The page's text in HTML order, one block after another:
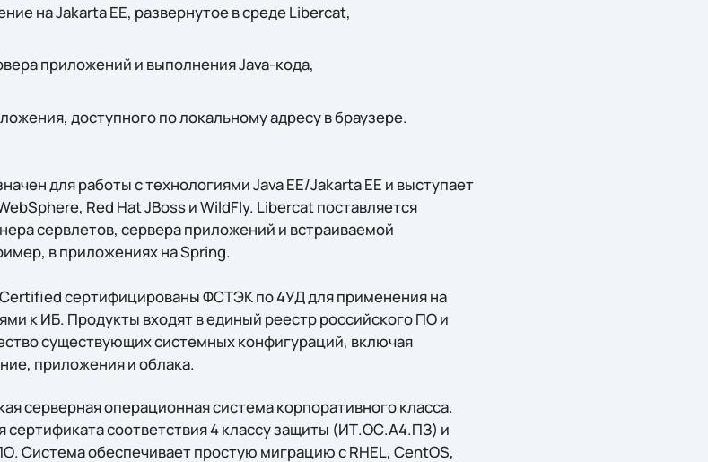
на Jakarta EE, развернутое в среде Liberсat,
приложений и выполнения Java-кода,
доступного по локальному адресу в браузере.
для работы с технологиями Java EE/Jakarta EE и выступает
Red Hat JBoss и WildFly. Liberсat поставляется
сервлетов, сервера приложений и встраиваемой
в приложениях на Spring.
сертифицированы ФСТЭК по 4УД для применения на
к ИБ. Продукты входят в единый реестр российского ПО и
существующих системных конфигураций, включая
приложения и облака.
серверная операционная система корпоративного класса.
соответствия 4 классу защиты (ИТ.ОС.А4.ПЗ) и
Система обеспечивает простую миграцию с RHEL, CentOS,